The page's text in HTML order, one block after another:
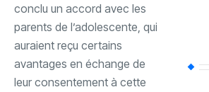
conclu un accord avec les
parents de l’adolescente, qui
auraient reçu certains
avantages en échange de
leur consentement à cette